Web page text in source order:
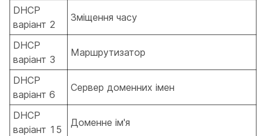
DHCP
варіант 2
Зміщення часу
DHCP
варіант 3
Маршрутизатор
DHCP
варіант 6
Сервер доменних імен
DHCP
варіант 15
Доменне ім'я